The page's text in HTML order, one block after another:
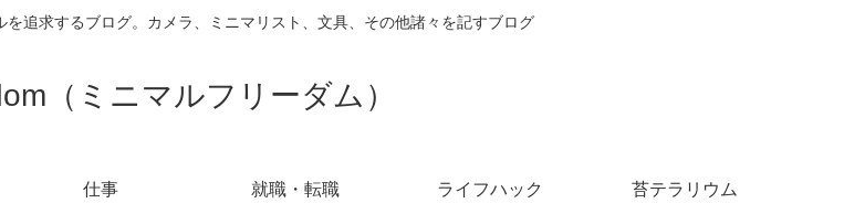
追求するブログ。カメラ、ミニマリスト、文具、その他諸々を記すブログ
（ミニマルフリーダム）
仕事 就職・転職 ライフハック 苔テラリウム